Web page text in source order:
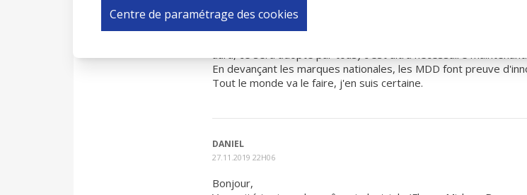
25.11.2019 14H14
aura, ce sera adopté par tous) c'est ultra nécessaire maintenant.
En devançant les marques nationales, les MDD font preuve
Tout le monde va le faire, j'en suis certaine.
DANIEL
27.11.2019 22H06
Bonjour,
Centre de paramétrage des cookies